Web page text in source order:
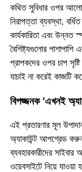
কথিত সুবিধার ওপর
নিরাপত্তা ব্যবস্থা,
কার্যকারিতা এবং উন্নত
বৈশিষ্ট্যগুলোর
প্রাপকদের ওপর চাপ সৃষ্টি
যাচাই না করেই কাজটি
বিপজ্জনক 'এখনই
এই প্রতারণার মূল
অ্যাকাউন্ট আপগ্রেড
ব্যবহারকারীদের সাইবার
ওয়েবসাইটে নিয়ে যাওয়া